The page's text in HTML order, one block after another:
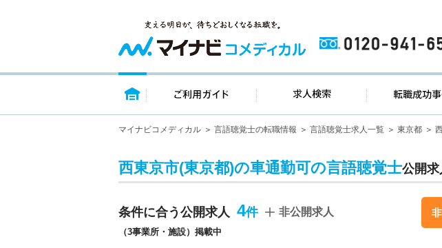
トップページ ご利用ガイド 求人検索
マイナビコメディカル 言語聴覚士の転職情報 言語聴覚士求人一覧 東京都
西東京市(東京都)の車通勤可の言語聴覚士公開
条件に合う公開求人 4
（3事業所・施設）掲載中
非公開求人